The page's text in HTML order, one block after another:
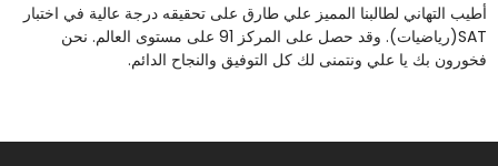
أطيب التهاني لطالبنا المميز علي طارق على تحقيقه درجة عالية في اختبار
SAT(رياضيات). وقد حصل على المركز 91 على مستوى العالم. نحن
فخورون بك يا علي ونتمنى لك كل التوفيق والنجاح الدائم.